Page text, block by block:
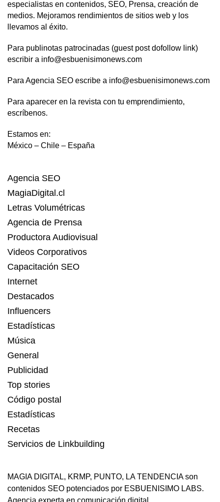
especialistas en contenidos, SEO, Prensa, creación de
medios. Mejoramos rendimientos de sitios web y los
llevamos al éxito.
Para publinotas patrocinadas (guest post dofollow link)
escribir a info@esbuenisimonews.com
Para Agencia SEO escribe a info@esbuenisimonews.com
Para aparecer en la revista con tu emprendimiento,
escríbenos.
Estamos en:
México – Chile – España
Agencia SEO
MagiaDigital.cl
Letras Volumétricas
Agencia de Prensa
Productora Audiovisual
Videos Corporativos
Capacitación SEO
Internet
Destacados
Influencers
Estadísticas
Música
General
Publicidad
Top stories
Código postal
Estadísticas
Recetas
Servicios de Linkbuilding
MAGIA DIGITAL, KRMP, PUNTO, LA TENDENCIAson
contenidos SEO potenciados por ESBUENISIMO LABS.